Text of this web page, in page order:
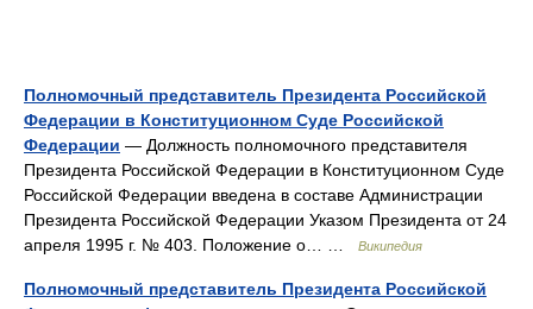
Полномочный представитель Президента Российской
Федерации в Конституционном Суде Российской
Федерации — Должность полномочного представителя
Президента Российской Федерации в Конституционном Суде
Российской Федерации введена в составе Администрации
Президента Российской Федерации Указом Президента от 24
апреля 1995 г. № 403. Положение о… …
Википедия
Полномочный представитель Президента Российской